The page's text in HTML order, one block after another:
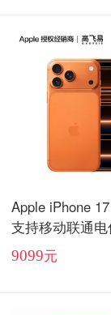
Apple iPhone
支持移动联通电
卡双待手机【
9099元